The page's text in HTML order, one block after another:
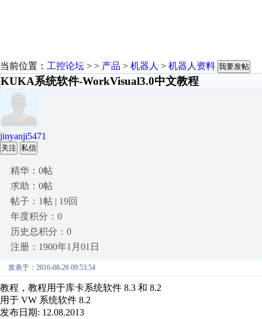
当前位置： 工控论坛 > > 产品 > 机器人 > 机器人资料 我要发帖
KUKA系统软件-WorkVisual3.0中文教程
jinyanji5471
关注 私信
精华：0帖
求助：0帖
帖子：1帖 | 19回
年度积分：0
历史总积分：0
注册：1900年1月01日
发表于：2016-08-26 09:53:54
教程，教程用于库卡系统软件 8.3 和 8.2
用于 VW 系统软件 8.2
发布日期: 12.08.2013